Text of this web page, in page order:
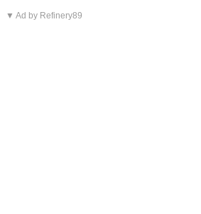
▼ Ad by Refinery89